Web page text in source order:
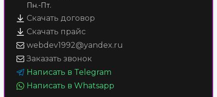
Пн.-Пт.
Скачать договор
Скачать прайс
webdev1992@yandex.ru
Заказать звонок
Написать в Telegram
Написать в Whatsapp